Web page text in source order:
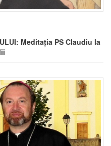
Meditația PS Claudiu la